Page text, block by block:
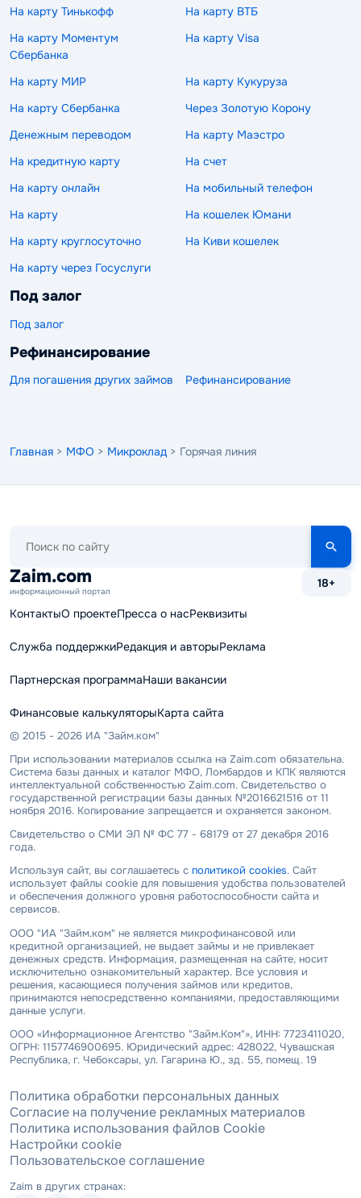
На карту Тинькофф
На карту ВТБ
На карту Моментум
Сбербанка
На карту Visa
На карту МИР
На карту Кукуруза
На карту Сбербанка
Через Золотую Корону
Денежным переводом
На карту Маэстро
На кредитную карту
На счет
На карту онлайн
На мобильный телефон
На карту
На кошелек Юмани
На карту круглосуточно
На Киви кошелек
На карту через Госуслуги
Под залог
Под залог
Рефинансирование
Для погашения других займов Рефинансирование
Главная > МФО > Микроклад > Горячая линия
сайту
Zaim.com
информационный портал
18+
КонтактыО проектеПресса о насРеквизиты
Служба поддержкиРедакция и авторыРеклама
Партнерская программаНаши вакансии
Финансовые калькуляторыКарта сайта
© 2015 - 2026 ИА "Займ.ком"
При использовании материалов ссылка на Zaim.com обязательна.
Система базы данных и каталог МФО, Ломбардов и КПК являются
интеллектуальной собственностью Zaim.com. Свидетельство о
государственной регистрации базы данных №2016621516 от 11
ноября 2016. Копирование запрещается и охраняется законом.
Свидетельство о СМИ ЭЛ № ФС 77 - 68179 от 27 декабря 2016
года.
Используя сайт, вы соглашаетесь с политикой cookies. Сайт
использует файлы cookie для повышения удобства пользователей
и обеспечения должного уровня работоспособности сайта и
сервисов.
ООО "ИА "Займ.ком" не является микрофинансовой или
кредитной организацией, не выдает займы и не привлекает
денежных средств. Информация, размещенная на сайте, носит
исключительно ознакомительный характер. Все условия и
решения, касающиеся получения займов или кредитов,
принимаются непосредственно компаниями, предоставляющими
данные услуги.
ООО «Информационное Агентство "Займ.Ком"», ИНН: 7723411020,
ОГРН: 1157746900695. Юридический адрес: 428022, Чувашская
Республика, г. Чебоксары, ул. Гагарина Ю., зд. 55, помещ. 19
Политика обработки персональных данных
Согласие на получение рекламных материалов
Политика использования файлов Cookie
Настройки cookie
Пользовательское соглашение
Zaim в других странах: